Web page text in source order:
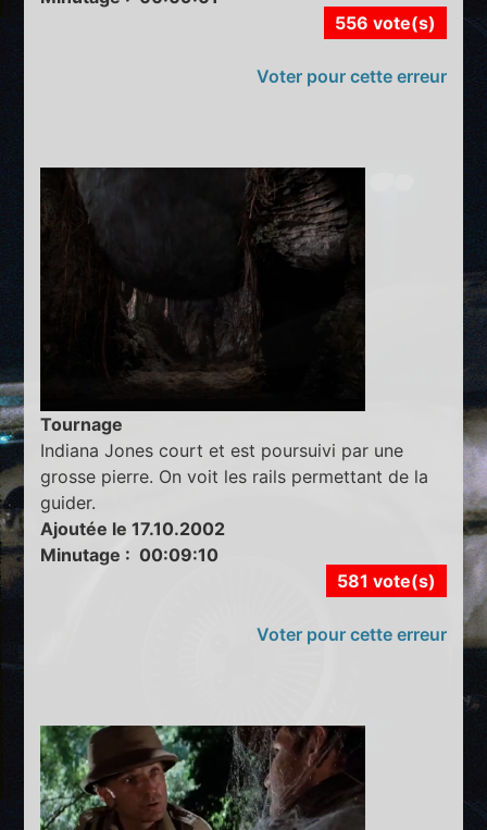
556 vote(s)
Voter pour cette erreur
Tournage
Indiana Jones court et est poursuivi par une
grosse pierre. On voit les rails permettant de la
guider.
Ajoutée le 17.10.2002
Minutage : 00:09:10
581 vote(s)
Voter pour cette erreur